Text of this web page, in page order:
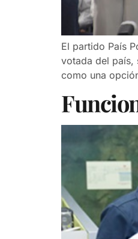
El partido País
votada del país,
como una